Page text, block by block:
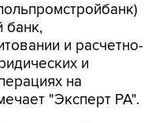
банк,
и расчетно-
и
на
"Эксперт РА".